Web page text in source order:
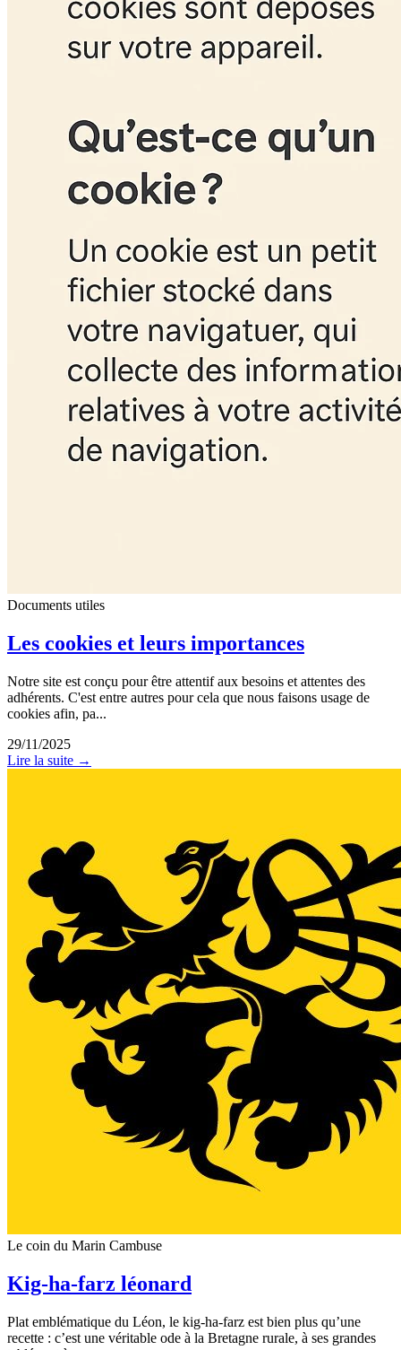
Documents utiles
Les cookies et leurs importances
Notre site est conçu pour être attentif aux besoins et attentes des
adhérents. C'est entre autres pour cela que nous faisons usage de
cookies afin, pa...
29/11/2025
Lire la suite →
Le coin du Marin Cambuse
Kig-ha-farz léonard
Plat emblématique du Léon, le kig-ha-farz est bien plus qu’une
recette : c’est une véritable ode à la Bretagne rurale, à ses grandes